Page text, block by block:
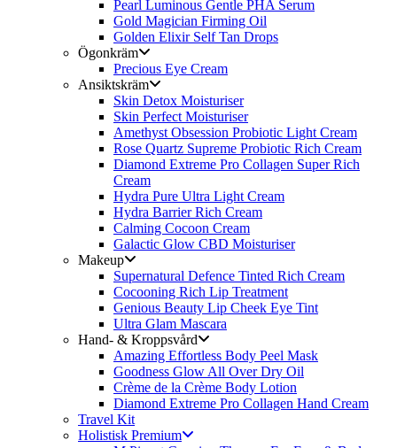
Pearl Luminous Gentle PHA Serum
Gold Magician Firming Oil
Golden Elixir Self Tan Drops
Ögonkräm
Precious Eye Cream
Ansiktskräm
Skin Detox Moisturiser
Skin Perfect Moisturiser
Amethyst Obsession Probiotic Light Cream
Rose Quartz Supreme Probiotic Rich Cream
Diamond Extreme Pro Collagen Super Rich
Cream
Hydra Pure Ultra Light Cream
Hydra Barrier Rich Cream
Calming Cocoon Cream
Galactic Glow CBD Moisturiser
Makeup
Supernatural Defence Tinted Rich Cream
Cocooning Rich Lip Treatment
Genious Beauty Lip Cheek Eye Tint
Ultra Glam Mascara
Hand- & Kroppsvård
Amazing Effortless Body Peel Mask
Goodness Glow All Over Dry Oil
Crème de la Crème Body Lotion
Diamond Extreme Pro Collagen Hand Cream
Travel Kit
Holistisk Premium